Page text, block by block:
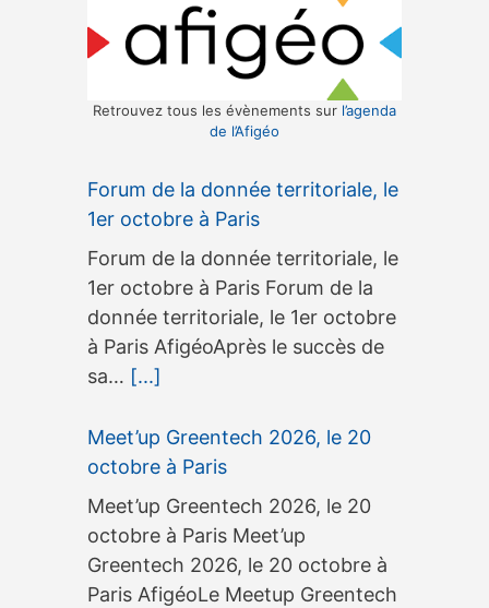
Retrouvez tous les évènements sur l’agenda
de l’Afigéo
Forum de la donnée territoriale, le
1er octobre à Paris
Forum de la donnée territoriale, le
1er octobre à Paris Forum de la
donnée territoriale, le 1er octobre
à Paris AfigéoAprès le succès de
sa… [...]
Meet’up Greentech 2026, le 20
octobre à Paris
Meet’up Greentech 2026, le 20
octobre à Paris Meet’up
Greentech 2026, le 20 octobre à
Paris AfigéoLe Meetup Greentech